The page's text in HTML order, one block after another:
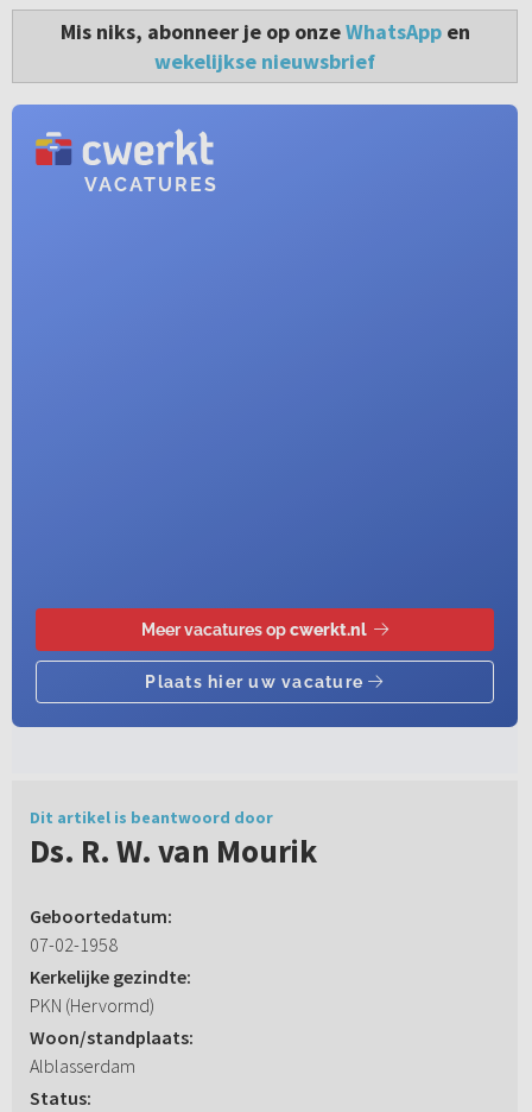
Mis niks, abonneer je op onzeWhatsAppen
wekelijkse nieuwsbrief
Dit artikel is beantwoord door
Ds. R. W. van Mourik
Geboortedatum:
07-02-1958
Kerkelijke gezindte:
PKN (Hervormd)
Woon/standplaats:
Alblasserdam
Status: